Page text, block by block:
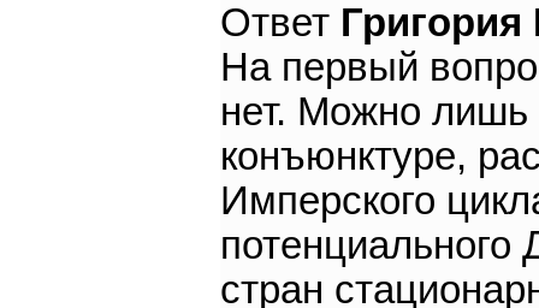
Ответ
На первый
нет. Можно лишь
конъюнктуре,
Имперского
стран